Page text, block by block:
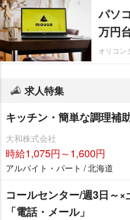
パソ
万円
オリコン
求人特集
キッチン・簡単な調理補
大和株式会社
時給1,075円～1,600円
アルバイト・パート / 北海道
コールセンター/週3日～
「電話・メール」